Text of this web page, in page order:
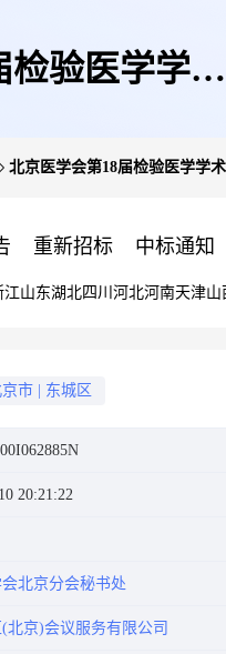
检验医学学术
北京医学会第18届检验医学学
重新招标 中标通知
江山东湖北四川 河北河南天津山
市 东城区
20:21:22
北京分会秘书处
北京)会议服务有限公司